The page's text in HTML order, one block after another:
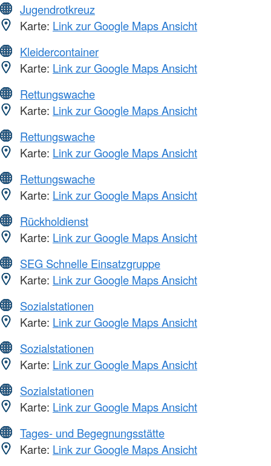
Jugendrotkreuz
Karte: Link zur Google Maps Ansicht
Kleidercontainer
Karte: Link zur Google Maps Ansicht
Rettungswache
Karte: Link zur Google Maps Ansicht
Rettungswache
Karte: Link zur Google Maps Ansicht
Rettungswache
Karte: Link zur Google Maps Ansicht
Rückholdienst
Karte: Link zur Google Maps Ansicht
SEG Schnelle Einsatzgruppe
Karte: Link zur Google Maps Ansicht
Sozialstationen
Karte: Link zur Google Maps Ansicht
Sozialstationen
Karte: Link zur Google Maps Ansicht
Sozialstationen
Karte: Link zur Google Maps Ansicht
Tages- und Begegnungsstätte
Karte: Link zur Google Maps Ansicht